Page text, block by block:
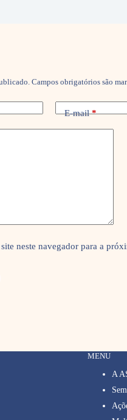
Campos obrigatórios são
E-mail*
neste navegador para a
MENU
A